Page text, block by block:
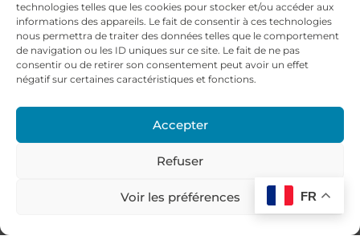
technologies telles que les cookies pour stocker et/ou accéder aux
informations des appareils. Le fait de consentir à ces technologies
nous permettra de traiter des données telles que le comportement
de navigation ou les ID uniques sur ce site. Le fait de ne pas
consentir ou de retirer son consentement peut avoir un effet
négatif sur certaines caractéristiques et fonctions.
Accepter
Refuser
Voir les préférences FR